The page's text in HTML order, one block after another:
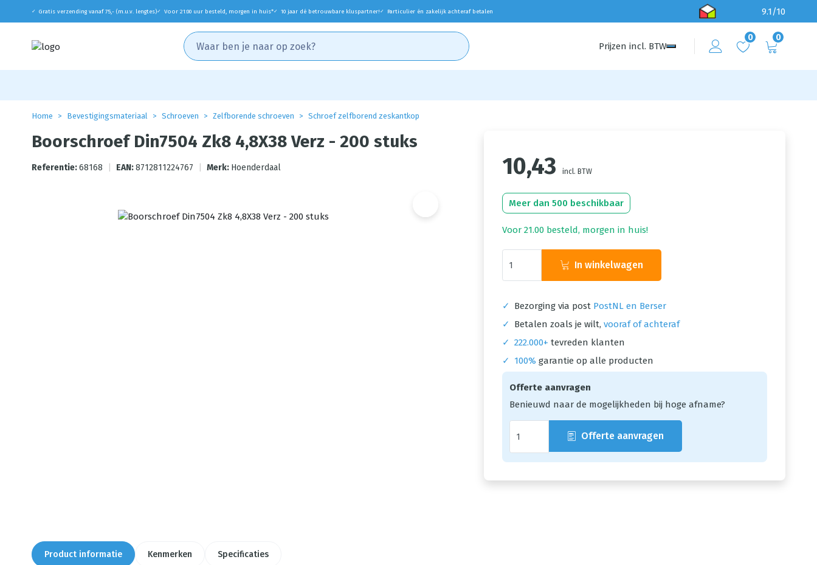
✓ Gratis verzending vanaf 75,- (m.u.v. lengtes)✓ Voor 21:00 uur besteld, morgen in huis*✓ 10 jaar dé betrouwbare kluspartner! ✓ Particulier én zakelijk achteraf betalen 9.1/10
Prijzen incl. BTW
0 0
Home Bevestigingsmateriaal Schroeven Zelfborende schroeven Schroef zelfborend zeskantkop
Boorschroef Din7504 Zk8 4,8X38 Verz - 200 stuks
Referentie:68168 EAN:8712811224767 Merk: Hoenderdaal 10,43 incl. BTW
Meer dan 500 beschikbaar
Voor 21.00 besteld, morgen in huis!
In winkelwagen
✓ Bezorging via post PostNL en Berser
✓
Betalen zoals je wilt, vooraf of achteraf
✓ 222.000+ tevreden klanten
✓
100% garantie op alle producten
Offerte aanvragen
Benieuwd naar de mogelijkheden bij hoge afname?
Offerte aanvragen
Product informatie Kenmerken Specificaties